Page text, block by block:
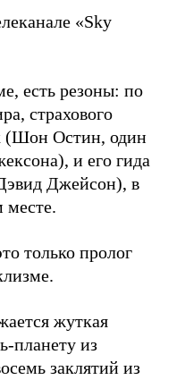
«Sky
есть резоны: по
страхового
(Шон Остин, один
и его гида
Джейсон), в
месте.
только пролог
жуткая
планету из
заклятий из